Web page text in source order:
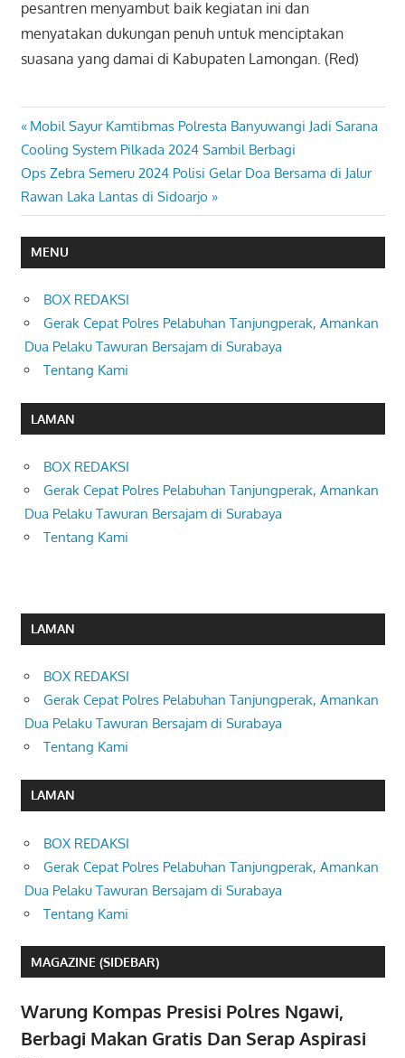
pesantren menyambut baik kegiatan ini dan
menyatakan dukungan penuh untuk menciptakan
suasana yang damai di Kabupaten Lamongan. (Red)
Navigasi
pos
Previous
Post:
Mobil Sayur Kamtibmas Polresta Banyuwangi Jadi Sarana
Cooling System Pilkada 2024 Sambil Berbagi
Next
Post:
Ops Zebra Semeru 2024 Polisi Gelar Doa Bersama di Jalur
Rawan Laka Lantas di Sidoarjo
MENU
BOX REDAKSI
Gerak Cepat Polres Pelabuhan Tanjungperak, Amankan
Dua Pelaku Tawuran Bersajam di Surabaya
Tentang Kami
LAMAN
BOX REDAKSI
Gerak Cepat Polres Pelabuhan Tanjungperak, Amankan
Dua Pelaku Tawuran Bersajam di Surabaya
Tentang Kami
LAMAN
BOX REDAKSI
Gerak Cepat Polres Pelabuhan Tanjungperak, Amankan
Dua Pelaku Tawuran Bersajam di Surabaya
Tentang Kami
LAMAN
BOX REDAKSI
Gerak Cepat Polres Pelabuhan Tanjungperak, Amankan
Dua Pelaku Tawuran Bersajam di Surabaya
Tentang Kami
MAGAZINE (SIDEBAR)
Warung Kompas Presisi Polres Ngawi,
Berbagi Makan Gratis Dan Serap Aspirasi